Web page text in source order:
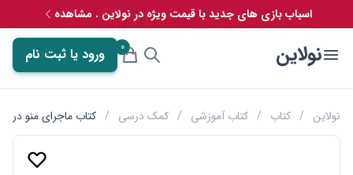
اسباب بازی های جدید با قیمت ویژه در نولاین . مشاهده
نولاین 0 ورود یا ثبت نام
نولاین / کتاب / کتاب آموزشی / کمک درسی / کتاب ماجرای منو